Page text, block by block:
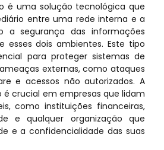
é uma solução tecnológica que
entre uma rede interna e a
a segurança das informações
esses dois ambientes. Este tipo
para proteger sistemas de
externas, como ataques
e acessos não autorizados. A
crucial em empresas que lidam
como instituições financeiras,
e qualquer organização que
e a confidencialidade das suas